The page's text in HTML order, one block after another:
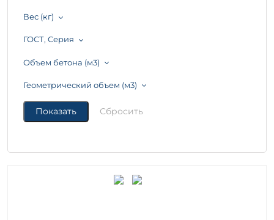
Вес (кг)
ГОСТ, Серия
Объем бетона (м3)
Геометрический объем (м3)